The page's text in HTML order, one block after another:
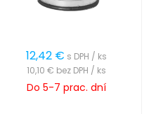
12,42 € s DPH / ks
10,10 € bez DPH / ks
Do 5-7 prac. dní